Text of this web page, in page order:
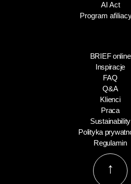
AI Act
Program
BRIEF online
Inspiracje
FAQ
Q&A
Klienci
Praca
Sustainability
Polityka
Regulamin
↑